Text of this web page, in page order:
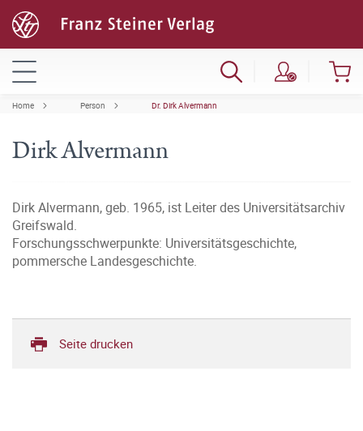
Home Person Dr. Dirk Alvermann
Dirk Alvermann
Dirk Alvermann, geb. 1965, ist Leiter des Universitätsarchiv
Greifswald.
Forschungsschwerpunkte: Universitätsgeschichte,
pommersche Landesgeschichte.
Seite drucken